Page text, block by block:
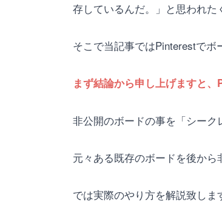
存しているんだ。」と思われた
そこで当記事ではPinterestでボ
まず結論から申し上げますと
非公開のボードの事を「シーク
元々ある既存のボードを後か
では実際のやり方を解説致しま